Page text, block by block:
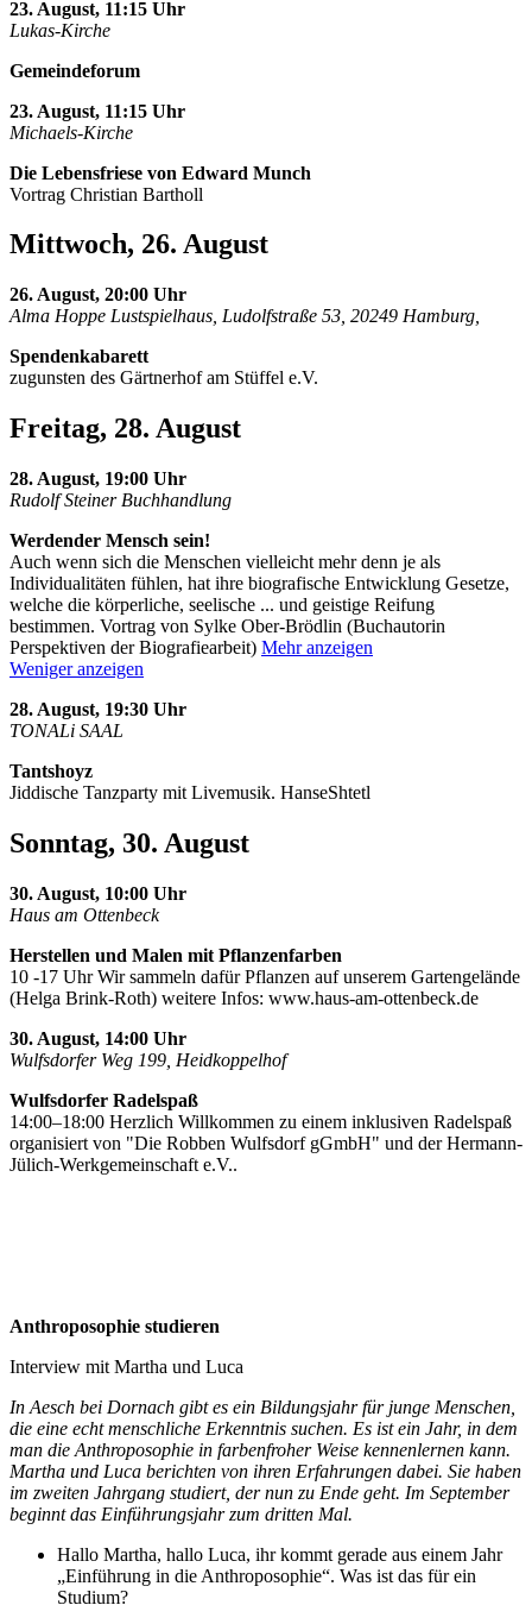
23. August, 11:15 Uhr
Lukas-Kirche
Gemeindeforum
23. August, 11:15 Uhr
Michaels-Kirche
Die Lebensfriese von Edward Munch
Vortrag Christian Bartholl
Mittwoch, 26. August
26. August, 20:00 Uhr
Alma Hoppe Lustspielhaus, Ludolfstraße 53, 20249 Hamburg,
Spendenkabarett
zugunsten des Gärtnerhof am Stüffel e.V.
Freitag, 28. August
28. August, 19:00 Uhr
Rudolf Steiner Buchhandlung
Werdender Mensch sein!
Auch wenn sich die Menschen vielleicht mehr denn je als
Individualitäten fühlen, hat ihre biografische Entwicklung Gesetze,
welche die körperliche, seelische ... und geistige Reifung
bestimmen. Vortrag von Sylke Ober-Brödlin (Buchautorin
Perspektiven der Biografiearbeit) Mehr anzeigen
Weniger anzeigen
28. August, 19:30 Uhr
TONALi SAAL
Tantshoyz
Jiddische Tanzparty mit Livemusik. HanseShtetl
Sonntag, 30. August
30. August, 10:00 Uhr
Haus am Ottenbeck
Herstellen und Malen mit Pflanzenfarben
10 -17 Uhr Wir sammeln dafür Pflanzen auf unserem Gartengelände
(Helga Brink-Roth) weitere Infos: www.haus-am-ottenbeck.de
30. August, 14:00 Uhr
Wulfsdorfer Weg 199, Heidkoppelhof
Wulfsdorfer Radelspaß
14:00–18:00 Herzlich Willkommen zu einem inklusiven Radelspaß
organisiert von "Die Robben Wulfsdorf gGmbH" und der Hermann-
Jülich-Werkgemeinschaft e.V..
Anthroposophie studieren
Interview mit Martha und Luca
In Aesch bei Dornach gibt es ein Bildungsjahr für junge Menschen,
die eine echt menschliche Erkenntnis suchen. Es ist ein Jahr, in dem
man die Anthroposophie in farbenfroher Weise kennenlernen kann.
Martha und Luca berichten von ihren Erfahrungen dabei. Sie haben
im zweiten Jahrgang studiert, der nun zu Ende geht. Im September
beginnt das Einführungsjahr zum dritten Mal.
Hallo Martha, hallo Luca, ihr kommt gerade aus einem Jahr
„Einführung in die Anthroposophie“. Was ist das für ein
Studium?